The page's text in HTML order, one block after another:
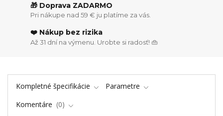
🎁 Doprava ZADARMO
Pri nákupe nad 59 € ju platíme za vás.
❤️ Nákup bez rizika
Až 31 dní na výmenu. Urobte si radosť! 👜
Kompletné špecifikácie
Parametre
Komentáre
0